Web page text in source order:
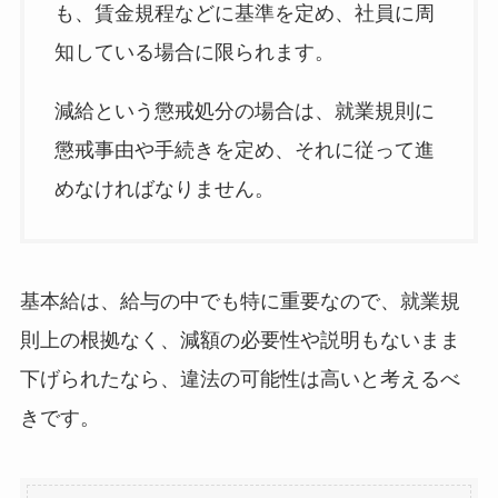
も、賃金規程などに基準を定め、社員に周
知している場合に限られます。
減給という懲戒処分の場合は、就業規則に
懲戒事由や手続きを定め、それに従って進
めなければなりません。
基本給は、給与の中でも特に重要なので、就業規
則上の根拠なく、減額の必要性や説明もないまま
下げられたなら、違法の可能性は高いと考えるべ
きです。